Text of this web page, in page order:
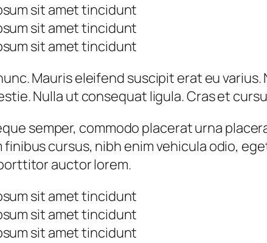
sit amet tincidunt
sit amet tincidunt
sit amet tincidunt
Mauris eleifend suscipit erat eu
Nulla ut consequat ligula. Cras et
semper, commodo placerat urna
cursus, nibh enim vehicula odio,
auctor lorem.
sit amet tincidunt
sit amet tincidunt
sit amet tincidunt